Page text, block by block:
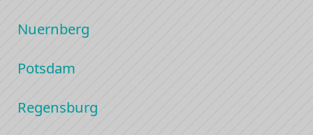
Nuernberg
Potsdam
Regensburg